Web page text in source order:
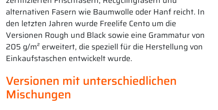
alternativen Fasern wie Baumwolle oder Hanf reicht. In
den letzten Jahren wurde Freelife Cento um die
Versionen Rough und Black sowie eine Grammatur von
205 g/m² erweitert, die speziell für die Herstellung von
Einkaufstaschen entwickelt wurde.
Versionen mit unterschiedlichen
Mischungen